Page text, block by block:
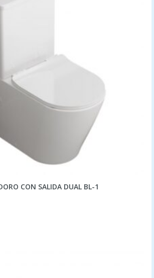
CON SALIDA DUAL BL-1